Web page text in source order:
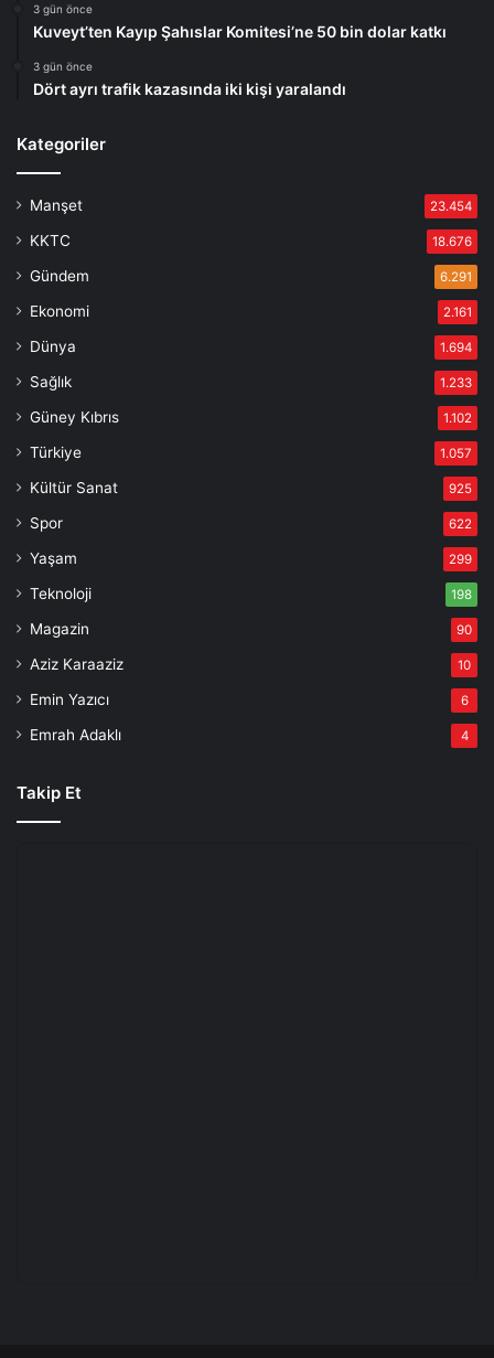
3 gün önce
Kuveyt’ten Kayıp Şahıslar Komitesi’ne 50 bin dolar katkı
3 gün önce
Dört ayrı trafik kazasında iki kişi yaralandı
Kategoriler
Manşet 23.454
KKTC 18.676
Gündem 6.291
Ekonomi 2.161
Dünya 1.694
Sağlık 1.233
Güney Kıbrıs 1.102
Türkiye 1.057
Kültür Sanat 925
Spor 622
Yaşam 299
Teknoloji 198
Magazin 90
Aziz Karaaziz 10
Emin Yazıcı 6
Emrah Adaklı 4
Takip Et